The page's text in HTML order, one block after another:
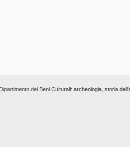
Dipartimento dei Beni Culturali: archeologia, storia